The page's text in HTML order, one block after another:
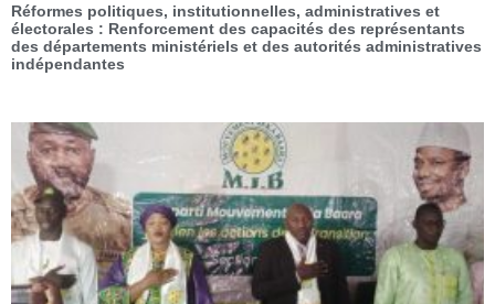
Réformes politiques, institutionnelles, administratives et
électorales : Renforcement des capacités des représentants
des départements ministériels et des autorités administratives
indépendantes